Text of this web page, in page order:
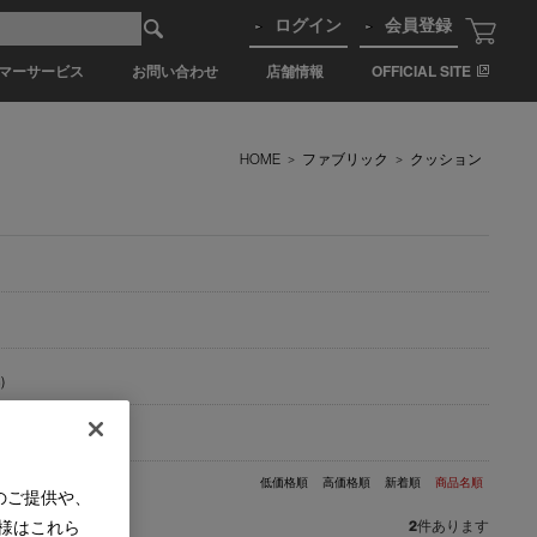
ーサービス お問い合わせ 店舗情報 OFFICIAL SITE
ログイン 会員登録
HOME > ファブリック > クッション
低価格順 高価格順 新着順 商品名順
2件あります
提供や、
はこれら